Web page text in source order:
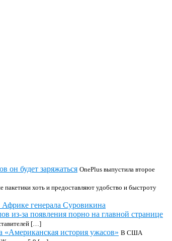
он будет заряжаться OnePlus выпустила второе
пакетики хоть и предоставляют удобство и быстроту
Африке генерала Суровикина
из-за появления порно на главной странице
[…]
история ужасов» В США